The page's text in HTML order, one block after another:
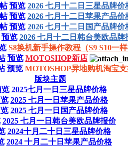
预览 2026 七月十二日三星品牌价
预览 2026 七月十二日苹果产品价
预览 2026 七月十二日国产品牌价
预览 2026 七月十二日韩台美欧品牌
S8换机新手操作教程（S9 S10一
预览 MOTOSHOP新店
预览 MOTOSHOP异地购机淘宝
版块主题
2025七月一日三星品牌价格
2025 七月一日苹果产品价格
2025 七月一日国产品牌价格
2025 七月一日韩台美欧品牌报价
2024十月二十日三星品牌价格
2024 十月二十日苹果产品价格